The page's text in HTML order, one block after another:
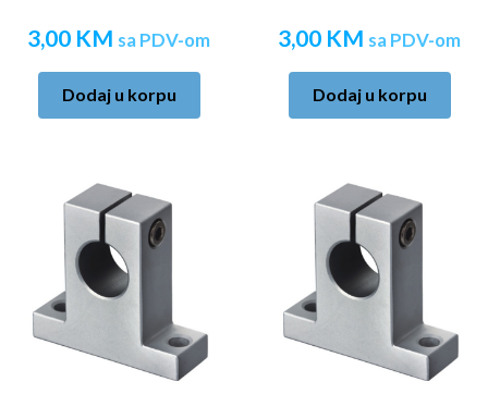
3,00 KM sa PDV-om
Dodaj u korpu
3,00 KM sa PDV-om
Dodaj u korpu